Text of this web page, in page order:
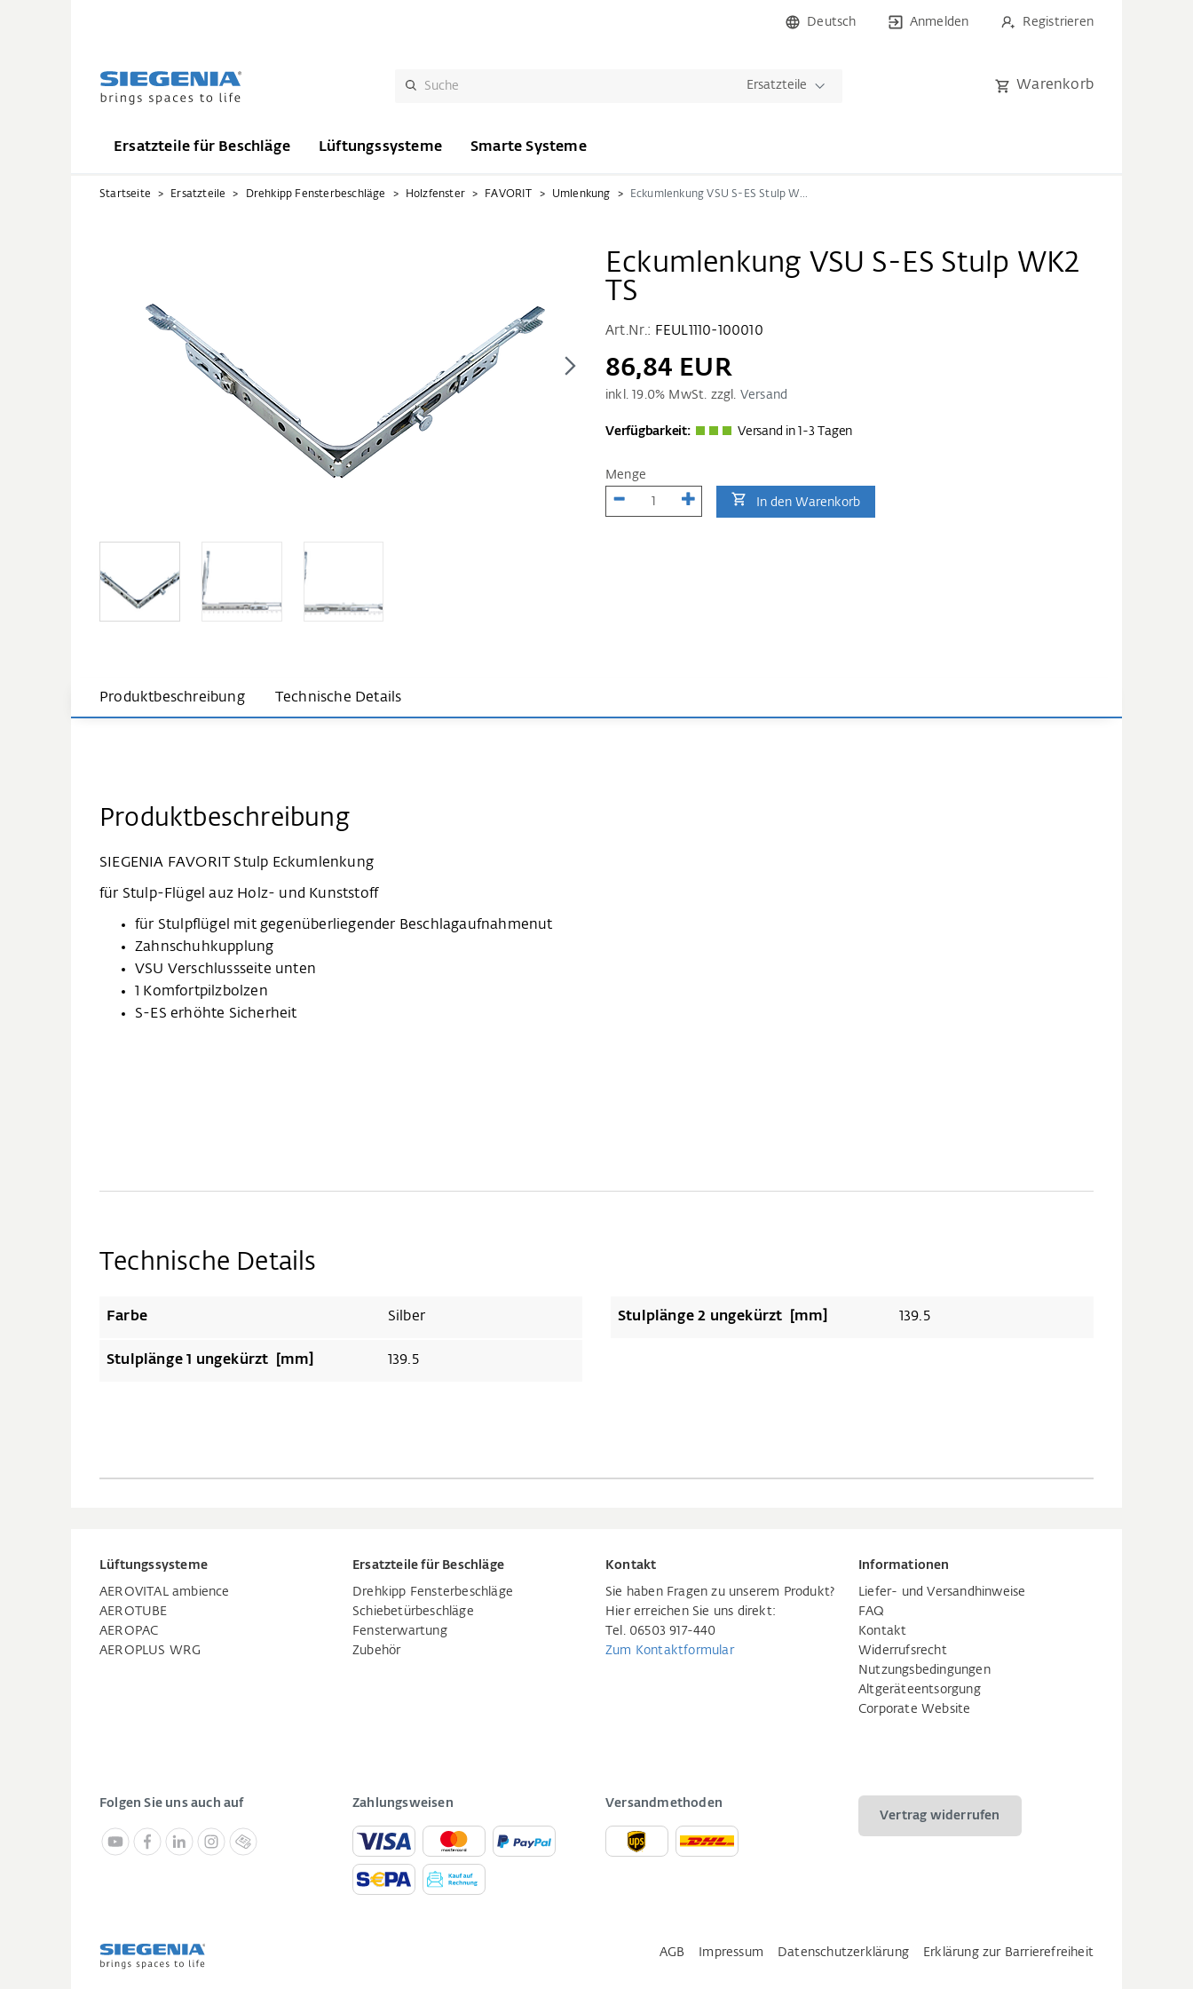
Deutsch Anmelden Registrieren
Ersatzteile Warenkorb
Ersatzteile für Beschläge Lüftungssysteme Smarte Systeme
Startseite Ersatzteile Drehkipp Fensterbeschläge Holzfenster FAVORIT Umlenkung Eckumlenkung VSU S-ES Stulp WK2 TS
Eckumlenkung VSU S-ES Stulp WK2
TS
Art.Nr.: FEUL1110-100010
86,84 EUR
inkl. 19.0% MwSt. zzgl. Versand
Verfügbarkeit: Versand in 1-3 Tagen
Menge
In den Warenkorb
Produktbeschreibung Technische Details
Produktbeschreibung
SIEGENIA FAVORIT Stulp Eckumlenkung
für Stulp-Flügel auz Holz- und Kunststoff
für Stulpflügel mit gegenüberliegender Beschlagaufnahmenut
Zahnschuhkupplung
VSU Verschlussseite unten
1 Komfortpilzbolzen
S-ES erhöhte Sicherheit
Technische Details
Farbe Silber
Stulplänge 1 ungekürzt [mm] 139.5
Stulplänge 2 ungekürzt [mm] 139.5
Lüftungssysteme
AEROVITAL ambience
AEROTUBE
AEROPAC
AEROPLUS WRG
Ersatzteile für Beschläge
Drehkipp Fensterbeschläge
Schiebetürbeschläge
Fensterwartung
Zubehör
Kontakt
Sie haben Fragen zu unserem Produkt?
Hier erreichen Sie uns direkt:
Tel. 06503 917-440
Zum Kontaktformular
Informationen
Liefer- und Versandhinweise
FAQ
Kontakt
Widerrufsrecht
Nutzungsbedingungen
Altgeräteentsorgung
Corporate Website
Folgen Sie uns auch auf Zahlungsweisen
Versandmethoden
Vertrag widerrufen
AGB Impressum Datenschutzerklärung Erklärung zur Barrierefreiheit